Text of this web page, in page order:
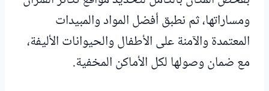
ومساراتها، ثم نطبق أفضل المواد والمبيدات
المعتمدة والآمنة على الأطفال والحيوانات الأليفة،
مع ضمان وصولها لكل الأماكن المخفية.